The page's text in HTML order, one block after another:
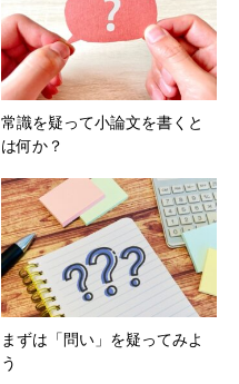
常識を疑って小論文を書くと
は何か？
まずは「問い」を疑ってみよ
う